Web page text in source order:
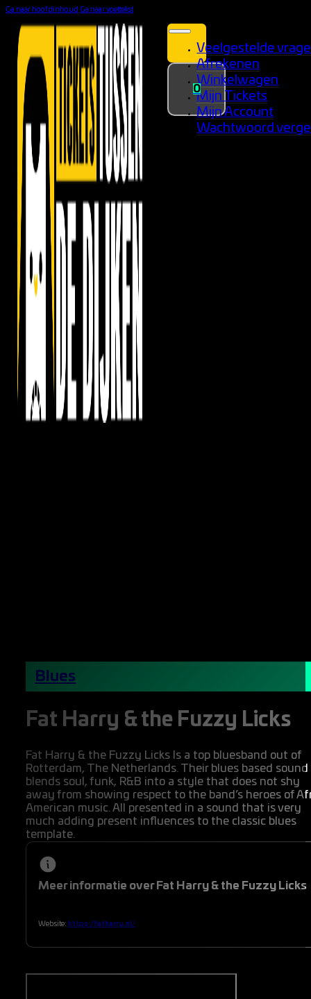
Ga naar hoofdinhoud Ga naar voettekst
Veelgestelde
Afrekenen
Winkelwagen
Mijn Tickets
Mijn Account
Wachtwoord
0
Blues
Fat Harry & the Fuzzy Licks
Fat Harry & the Fuzzy Licks Is a top bluesband out of
Rotterdam, The Netherlands. Their blues based sound
blends soul, funk, R&B into a style that does not shy
away from showing respect to the band’s heroes of
American music. All presented in a sound that is very
much adding present influences to the classic blues
template.
Meer informatie over Fat Harry & the Fuzzy Licks
Website: https://fatharry.nl/